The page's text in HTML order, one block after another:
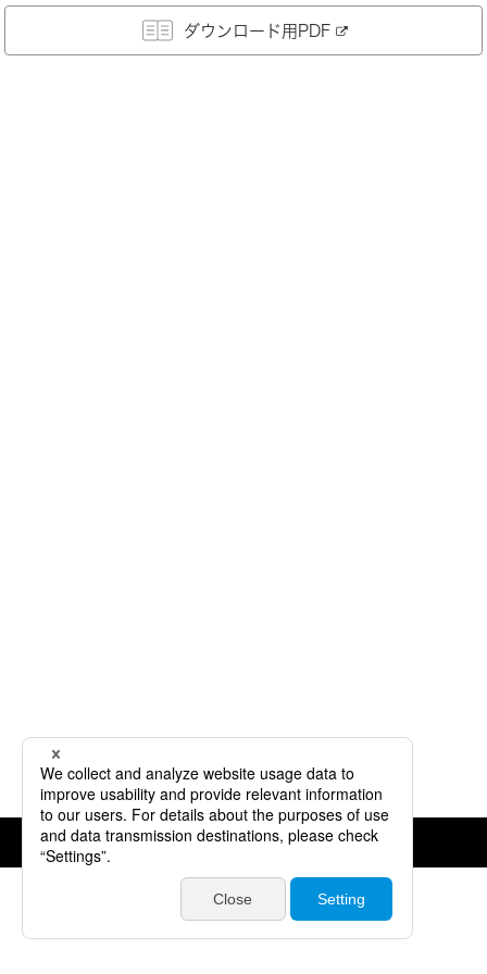
ダウンロード用PDF
©JVCKENWOOD Corporation